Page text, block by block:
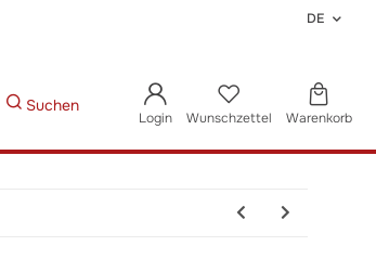
DE
Suchen
Login Wunschzettel Warenkorb